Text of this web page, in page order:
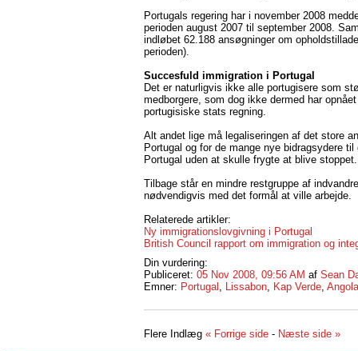
Portugals regering har i november 2008
perioden august 2007 til september 2008.
indløbet 62.188 ansøgninger om
perioden).
Succesfuld immigration i Portugal
Det er naturligvis ikke alle portugisere som
medborgere, som dog ikke dermed har
portugisiske stats regning.
Alt andet lige må legaliseringen af det store
Portugal og for de mange nye bidragsydere
Portugal uden at skulle frygte at blive stoppet.
Tilbage står en mindre restgruppe af
nødvendigvis med det formål at ville arbejde.
Relaterede artikler:
Ny immigrationslovgivning i Portugal
British Council rapport om immigration og
Din vurdering:
Publiceret: 05 Nov 2008, 09:56 AM af Sean
Emner: Portugal Lissabon Kap Verde Angola
Flere Indlæg « Forrige side - Næste side »